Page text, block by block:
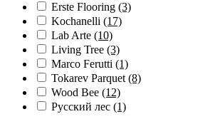
Erste Flooring (3)
Kochanelli (17)
Lab Arte (10)
Living Tree (3)
Marco Ferutti (1)
Tokarev Parquet (8)
Wood Bee (12)
Русский лес (1)